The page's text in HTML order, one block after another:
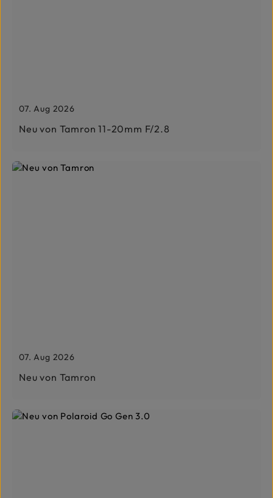
07. Aug 2026
Neu von Tamron 11-20mm F/2.8
07. Aug 2026
Neu von Tamron